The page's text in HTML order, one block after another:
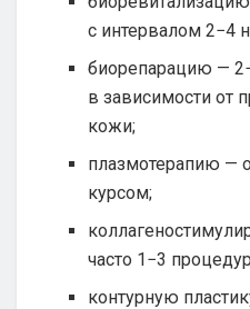
с интервалом 2−4
биорепарацию —
в зависимости от
кожи;
плазмотерапию —
курсом;
часто 1−3
контурную